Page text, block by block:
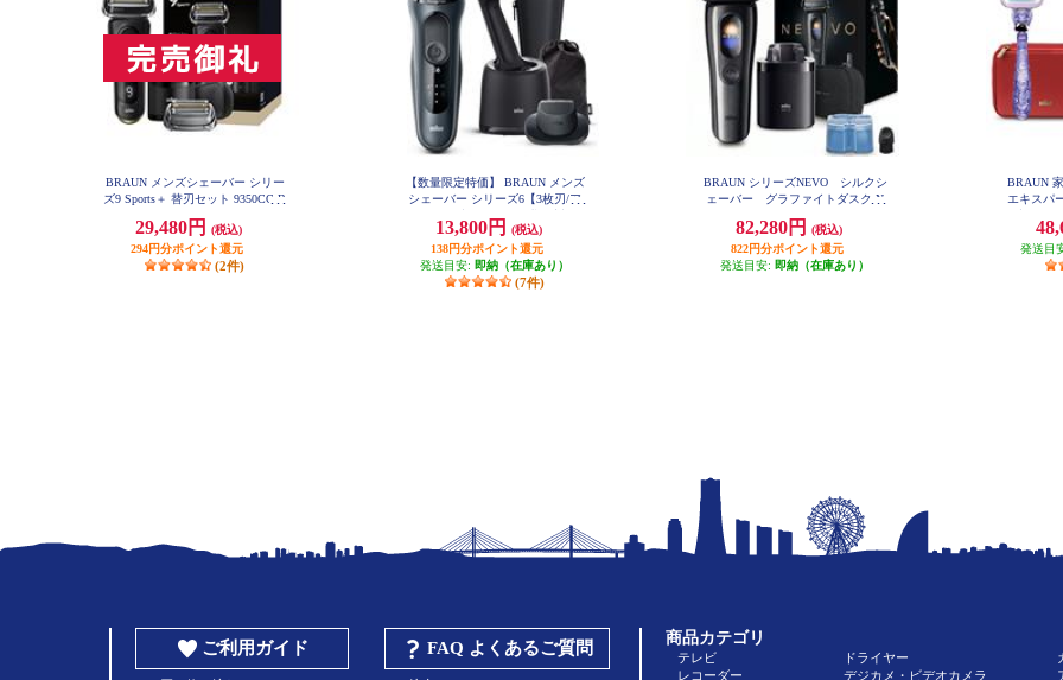
BRAUN メンズシェーバー シリー
ズ9 Sports＋ 替刃セット 9350CC-B
29,480円
(税込)
294円分ポイント還元
(2件)
【数量限定特価】 BRAUN メンズ
シェーバー シリーズ6【3枚刃/ア
充電式/ブラック】 61-N7200CC-V
13,800円
(税込)
138円分ポイント還元
発送目安: 即納（在庫あり）
(7件)
BRAUN シリーズNEVO シルクシ
ェーバー グラファイトダスク N
82,280円
(税込)
822円分ポイント還元
発送目安: 即納（在庫あり）
BRAUN
エキスパ
発送目
ご利用ガイド FAQ よくあるご質問
商品カテゴリ
テレビ
レコーダー
ドライヤー
デジカメ・ビデオカメラ